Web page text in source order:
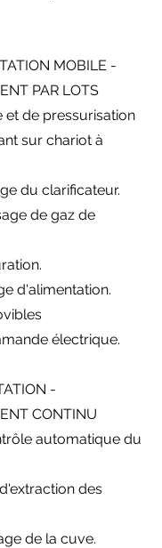
MOBILE -
PAR LOTS
et de pressurisation
sur chariot à
du clarificateur.
de gaz de
d'alimentation.
électrique.
-
CONTINU
automatique du
des
de la cuve.